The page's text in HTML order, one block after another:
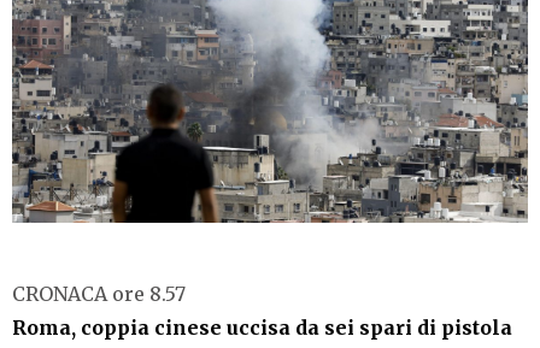
CRONACA ore 8.57
Roma, coppia cinese uccisa da sei spari di pistola